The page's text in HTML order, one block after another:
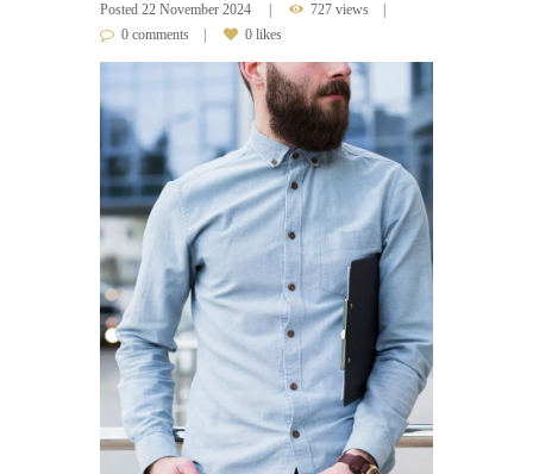
Posted 22 November 2024
727 views
0 comments
0 likes